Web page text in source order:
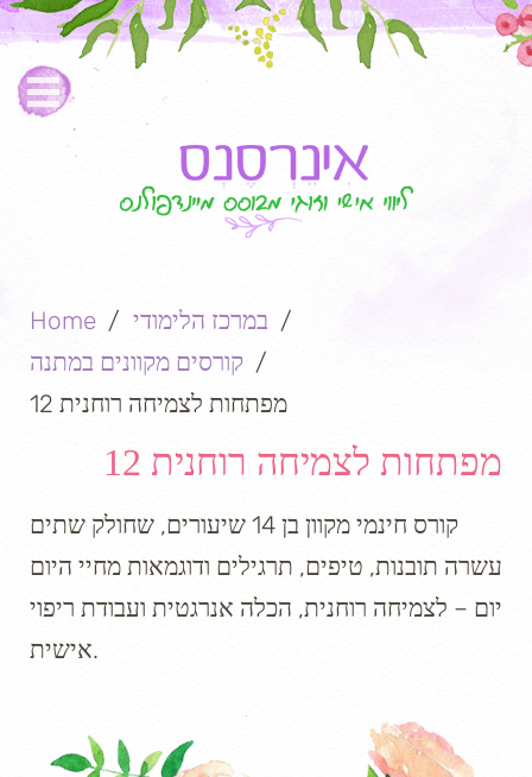
Home
במרכז הלימודי
קורסים מקוונים במתנה
12 מפתחות לצמיחה רוחנית
12 מפתחות לצמיחה רוחנית
קורס חינמי מקוון בן 14 שיעורים, שחולק שתים
עשרה תובנות, טיפים, תרגילים ודוגמאות מחיי היום
יום – לצמיחה רוחנית, הכלה אנרגטית ועבודת ריפוי
אישית.